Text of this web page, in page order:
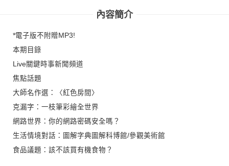
內容簡介
*電子版不附贈MP3!
本期目錄
Live關鍵時事新聞頻道
焦點話題
大師名作選：〈紅色房間〉
克漏字：一枝筆彩繪全世界
網路世界：你的網路密碼安全嗎？
生活情境對話：圖解字典圖解科博館/參觀美術館
食品議題：該不該買有機食物？